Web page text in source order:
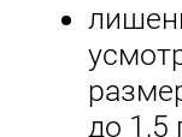
до 1,5